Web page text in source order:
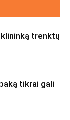
trenktų
tikrai gali